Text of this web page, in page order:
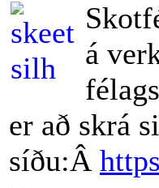
á
er að skrá
síðu:Â